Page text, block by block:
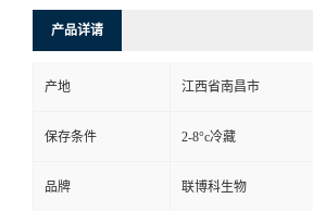
产品详请
产地 江西省南昌市
保存条件 2-8°c冷藏
品牌 联博科生物